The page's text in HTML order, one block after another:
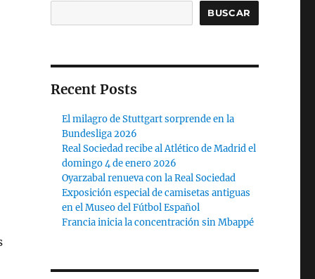
BUSCAR
Recent Posts
El milagro de Stuttgart sorprende en la
Bundesliga 2026
Real Sociedad recibe al Atlético de Madrid el
domingo 4 de enero 2026
Oyarzabal renueva con la Real Sociedad
Exposición especial de camisetas antiguas
en el Museo del Fútbol Español
Francia inicia la concentración sin Mbappé